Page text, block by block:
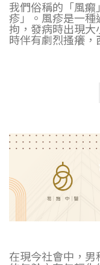
我們俗稱的「風
疹」。風疹是一種
拘，發病時出現大
時伴有劇烈搔癢，
在現今社會中，